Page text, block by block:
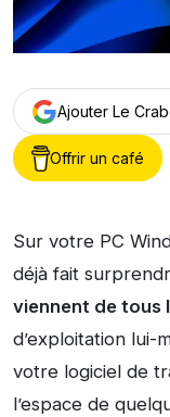
Ajouter Le
Offrir un café
Sur votre PC
déjà fait
viennent de tous
d’exploitation lui-
votre logiciel de
l’espace de